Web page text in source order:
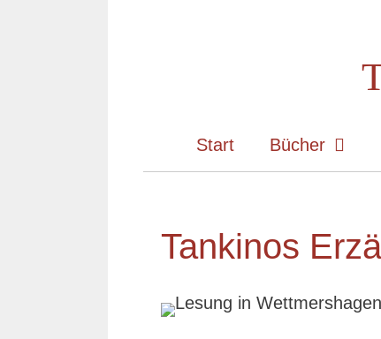
Start Bücher
Tankinos